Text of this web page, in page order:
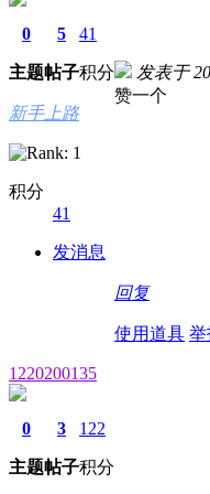
0
主题
5
帖子
41
积分
新手上路
积分
41
发消息
发表于
赞一个
回复
使用道具 举
1220200135
0
主题
3
帖子
122
积分